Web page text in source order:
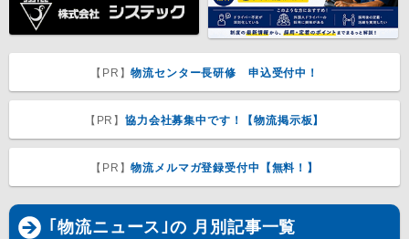
【PR】物流センター長研修 申込受付中！
【PR】協力会社募集中です！【物流掲示板】
【PR】物流メルマガ登録受付中【無料！】
｢物流ニュース｣の 月別記事一覧